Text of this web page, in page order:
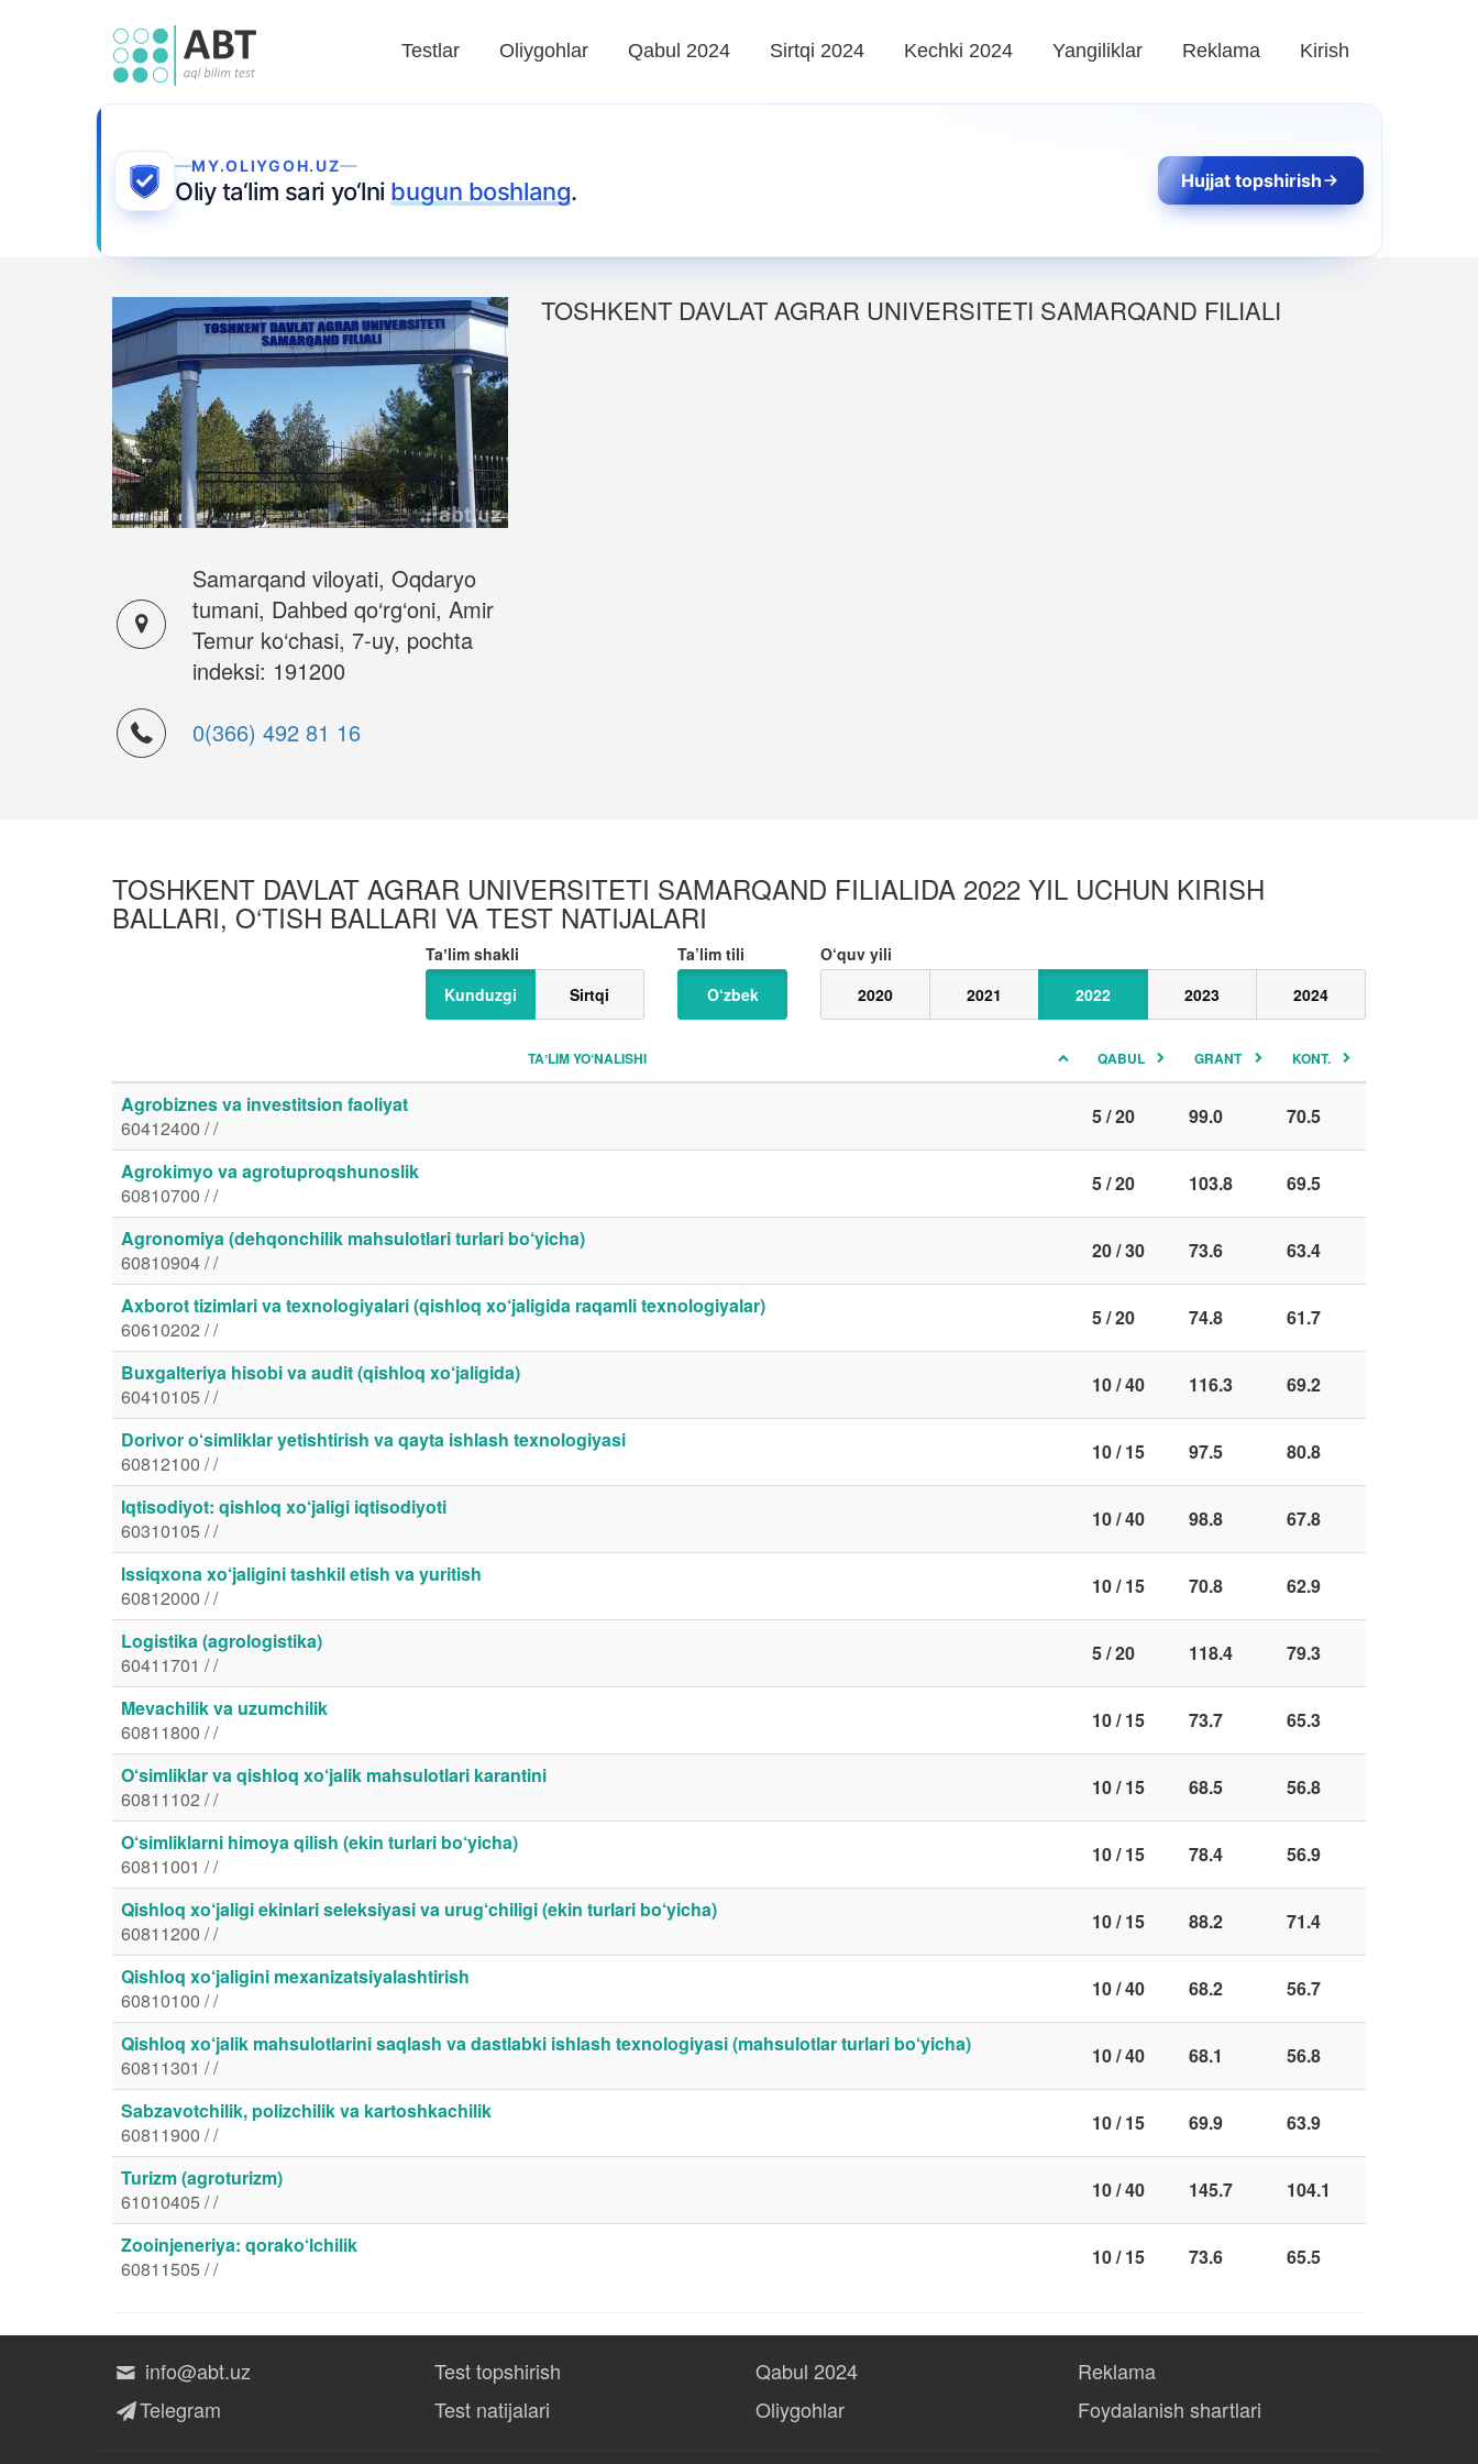
Testlar Oliygohlar Qabul 2024 Sirtqi 2024 Kechki 2024 Yangiliklar Reklama Kirish
MY.OLIYGOH.UZ
Oliy ta‘lim sari yo‘lni bugun boshlang. Hujjat topshirish
Samarqand viloyati, Oqdaryo
tumani, Dahbed qo‘rg‘oni, Amir
Temur ko‘chasi, 7-uy, pochta
indeksi: 191200
0(366) 492 81 16
TOSHKENT DAVLAT AGRAR UNIVERSITETI SAMARQAND FILIALI
TOSHKENT DAVLAT AGRAR UNIVERSITETI SAMARQAND FILIALIDA 2022 YIL UCHUN KIRISH
BALLARI, O‘TISH BALLARI VA TEST NATIJALARI
O‘quv yili
2020
2021 2022 2023 2024
Ta’lim tili
O‘zbek
Taʼlim shakli
Kunduzgi
Sirtqi
TAʼLIM YO‘NALISHI QABUL GRANT KONT.
Agrobiznes va investitsion faoliyat
60412400 / /
5 / 20 99.0 70.5
Agrokimyo va agrotuproqshunoslik
60810700 / /
5 / 20 103.8 69.5
Agronomiya (dehqonchilik mahsulotlari turlari bo‘yicha)
60810904 / /
20 / 30 73.6 63.4
Axborot tizimlari va texnologiyalari (qishloq xo‘jaligida raqamli texnologiyalar)
60610202 / /
5 / 20 74.8 61.7
Buxgalteriya hisobi va audit (qishloq xo‘jaligida)
60410105 / /
10 / 40 116.3 69.2
Dorivor o‘simliklar yetishtirish va qayta ishlash texnologiyasi
60812100 / /
10 / 15 97.5 80.8
Iqtisodiyot: qishloq xo‘jaligi iqtisodiyoti
60310105 / /
10 / 40 98.8 67.8
Issiqxona xo‘jaligini tashkil etish va yuritish
60812000 / /
10 / 15 70.8 62.9
Logistika (agrologistika)
60411701 / /
5 / 20 118.4 79.3
Mevachilik va uzumchilik
60811800 / /
10 / 15 73.7 65.3
O‘simliklar va qishloq xo‘jalik mahsulotlari karantini
60811102 / /
10 / 15 68.5 56.8
O‘simliklarni himoya qilish (ekin turlari bo‘yicha)
60811001 / /
10 / 15 78.4 56.9
Qishloq xo‘jaligi ekinlari seleksiyasi va urug‘chiligi (ekin turlari bo‘yicha)
60811200 / /
10 / 15 88.2 71.4
Qishloq xo‘jaligini mexanizatsiyalashtirish
60810100 / /
10 / 40 68.2 56.7
Qishloq xo‘jalik mahsulotlarini saqlash va dastlabki ishlash texnologiyasi (mahsulotlar turlari bo‘yicha)
60811301 / /
10 / 40 68.1 56.8
Sabzavotchilik, polizchilik va kartoshkachilik
60811900 / /
10 / 15 69.9 63.9
Turizm (agroturizm)
61010405 / /
10 / 40 145.7 104.1
Zooinjeneriya: qorako‘lchilik
60811505 / /
10 / 15 73.6 65.5
info@abt.uz
Telegram
Test topshirish
Test natijalari
Qabul 2024
Oliygohlar
Reklama
Foydalanish shartlari